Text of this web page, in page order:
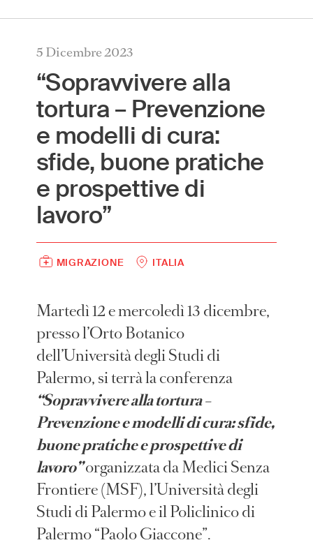
5 Dicembre 2023
“Sopravvivere alla
tortura – Prevenzione
e modelli di cura:
sfide, buone pratiche
e prospettive di
lavoro”
MIGRAZIONE ITALIA
Martedì 12 e mercoledì 13 dicembre,
presso l’Orto Botanico
dell’Università degli Studi di
Palermo, si terrà la conferenza
“Sopravvivere alla tortura –
Prevenzione e modelli di cura: sfide,
buone pratiche e prospettive di
lavoro”organizzata da Medici Senza
Frontiere (MSF), l’Università degli
Studi di Palermo e il Policlinico di
Palermo “Paolo Giaccone”.
International
Australia (English)
Austria (Deutsch)
Belgium (Nederlands/Français)
Canada (English/Français)
Czech Republic (Česky/English)
Denmark (Dansk)
Germany (Deutsch)
India (English)
Ireland (English)
Italy (Italiano)
Japan (日本語)
Luxembourg (Français)
Mexico (Español)
Myanmar (English/ မြန်မာစာ)
Netherlands (Nederlands)
Norway (Norsk)
Russia (Русский)
South Africa (English)